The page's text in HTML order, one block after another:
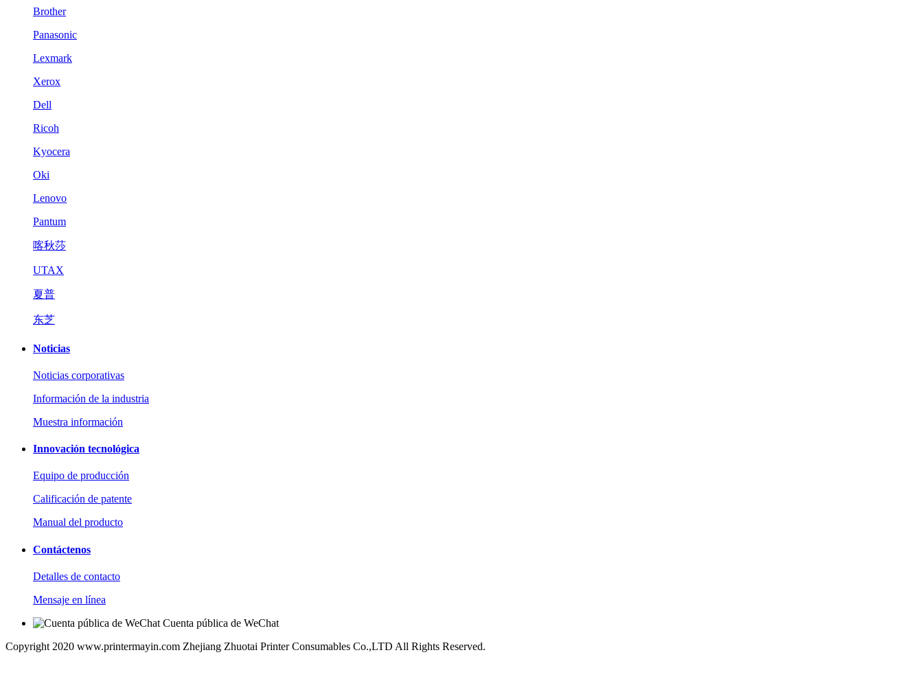
Brother
Panasonic
Lexmark
Xerox
Dell
Ricoh
Kyocera
Oki
Lenovo
Pantum
喀秋莎
UTAX
夏普
东芝
Noticias
Noticias corporativas
Información de la industria
Muestra información
Innovación tecnológica
Equipo de producción
Calificación de patente
Manual del producto
Contáctenos
Detalles de contacto
Mensaje en línea
Cuenta pública de WeChat
Copyright 2020 www.printermayin.com Zhejiang Zhuotai Printer Consumables Co.,LTD All Rights Reserved.